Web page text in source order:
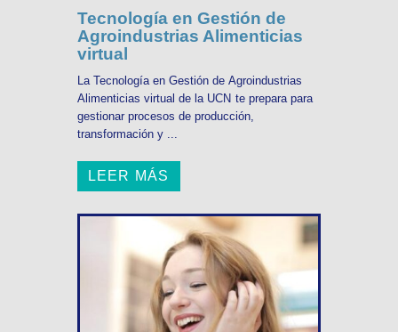
Tecnología en Gestión de
Agroindustrias Alimenticias
virtual
La Tecnología en Gestión de Agroindustrias
Alimenticias virtual de la UCN te prepara para
gestionar procesos de producción,
transformación y ...
LEER MÁS